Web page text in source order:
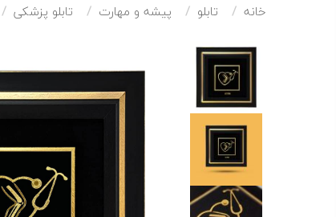
خانه تابلو پیشه و مهارت تابلو پزشکی